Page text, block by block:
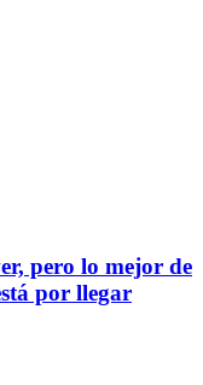
pero lo mejor de
por llegar